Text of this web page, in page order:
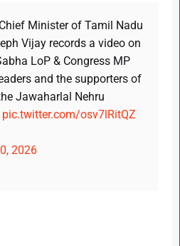
Minister of Tamil Nadu
Vijay records a video on
LoP & Congress MP
and the supporters of
Jawaharlal Nehru
pic.twitter.com/osv7lRitQZ
2026